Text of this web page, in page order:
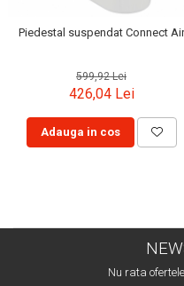
Piedestal suspendat Connect Air
599,92 Lei
426,04 Lei
Adauga in cos
Nu rata